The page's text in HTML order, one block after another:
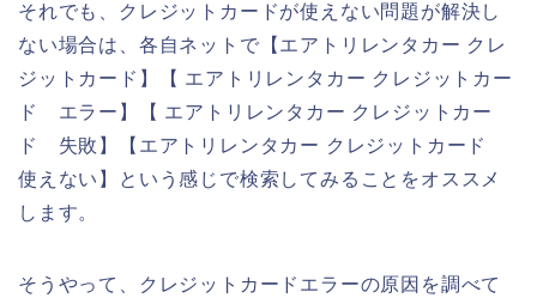
それでも、クレジットカードが使えない問題が解決し
ない場合は、各自ネットで【エアトリレンタカー クレ
ジットカード】【 エアトリレンタカー クレジットカー
ド エラー】【 エアトリレンタカー クレジットカー
ド 失敗】【エアトリレンタカー クレジットカード
使えない】という感じで検索してみることをオススメ
します。
そうやって、クレジットカードエラーの原因を調べて